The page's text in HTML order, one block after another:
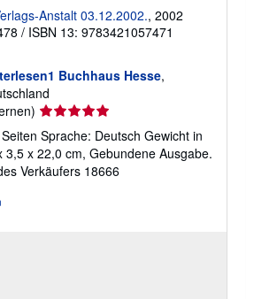
Anstalt 03.12.2002., 2002
/ ISBN 13: 9783421057471
Buchhaus Hesse,
Verkäuferbewertung
5
von
5
Sternen
Sprache: Deutsch Gewicht in
3,5 x 22,0 cm, Gebundene Ausgabe.
Verkäufers 18666